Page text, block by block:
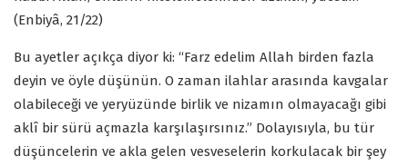
(Enbiyâ, 21/22)
Bu ayetler açıkça diyor ki: “Farz edelim Allah birden fazla
deyin ve öyle düşünün. O zaman ilahlar arasında kavgalar
olabileceği ve yeryüzünde birlik ve nizamın olmayacağı gibi
aklî bir sürü açmazla karşılaşırsınız.” Dolayısıyla, bu tür
düşüncelerin ve akla gelen vesveselerin korkulacak bir şey